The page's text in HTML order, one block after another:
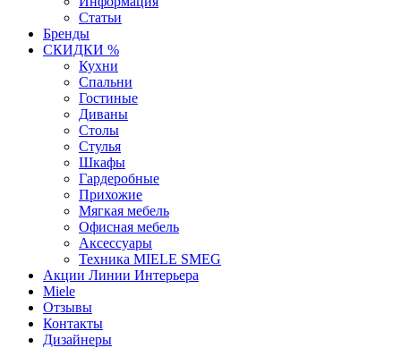
Статьи
Бренды
СКИДКИ %
Кухни
Спальни
Гостиные
Диваны
Столы
Стулья
Шкафы
Гардеробные
Прихожие
Мягкая мебель
Офисная мебель
Аксессуары
Техника MIELE SMEG
Акции Линии Интерьера
Miele
Отзывы
Контакты
Дизайнеры